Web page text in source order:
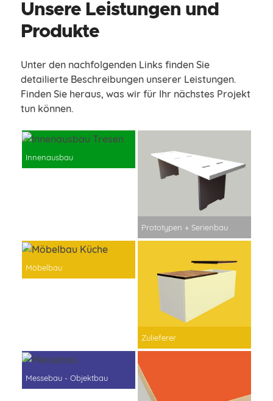
Unsere Leistungen und
Produkte
Unter den nachfolgenden Links finden Sie
detailierte Beschreibungen unserer Leistungen.
Finden Sie heraus, was wir für Ihr nächstes Projekt
tun können.
Innenausbau
Prototypen + Serienbau
Möbelbau
Zulieferer
Schreiner,
Objekteinrichter
Messebau - Objektbau